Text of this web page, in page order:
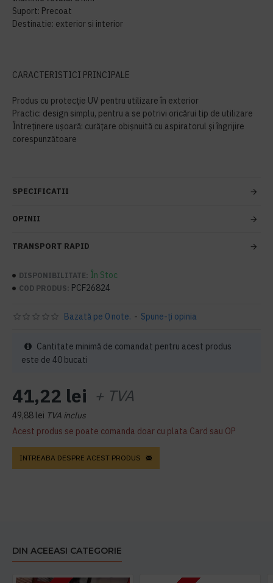
Suport: Precoat
Destinatie: exterior si interior
CARACTERISTICI PRINCIPALE
Produs cu protecție UV pentru utilizare în exterior
Practic: design simplu, pentru a se potrivi oricărui tip de utilizare
Întreținere ușoară: curățare obișnuită cu aspiratorul și îngrijire
corespunzătoare
SPECIFICATII
OPINII
TRANSPORT RAPID
DISPONIBILITATE: În Stoc
COD PRODUS: PCF26824
Bazată pe 0 note. - Spune-ţi opinia
41,22 lei + TVA
49,88 lei TVA inclus
Acest produs se poate comanda doar cu plata Card sau OP
Cantitate minimă de comandat pentru acest produs
este de 40 bucati
INTREABA DESPRE ACEST PRODUS
DIN ACEEASI CATEGORIE